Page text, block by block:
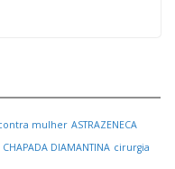
mulher ASTRAZENECA
CHAPADA DIAMANTINA cirurgia